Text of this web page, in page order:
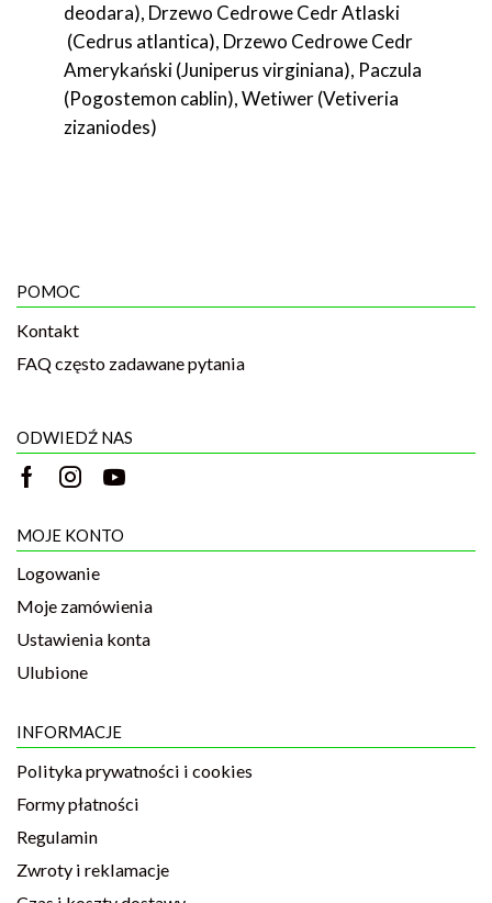
deodara), Drzewo Cedrowe Cedr Atlaski
(Cedrus atlantica), Drzewo Cedrowe Cedr
Amerykański (Juniperus virginiana), Paczula
(Pogostemon cablin), Wetiwer (Vetiveria
zizaniodes)
POMOC
Kontakt
FAQ często zadawane pytania
ODWIEDŹ NAS
MOJE KONTO
Logowanie
Moje zamówienia
Ustawienia konta
Ulubione
INFORMACJE
Polityka prywatności i cookies
Formy płatności
Regulamin
Zwroty i reklamacje